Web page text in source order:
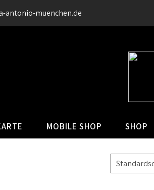
antonio-muenchen.de
MOBILE SHOP SHOP